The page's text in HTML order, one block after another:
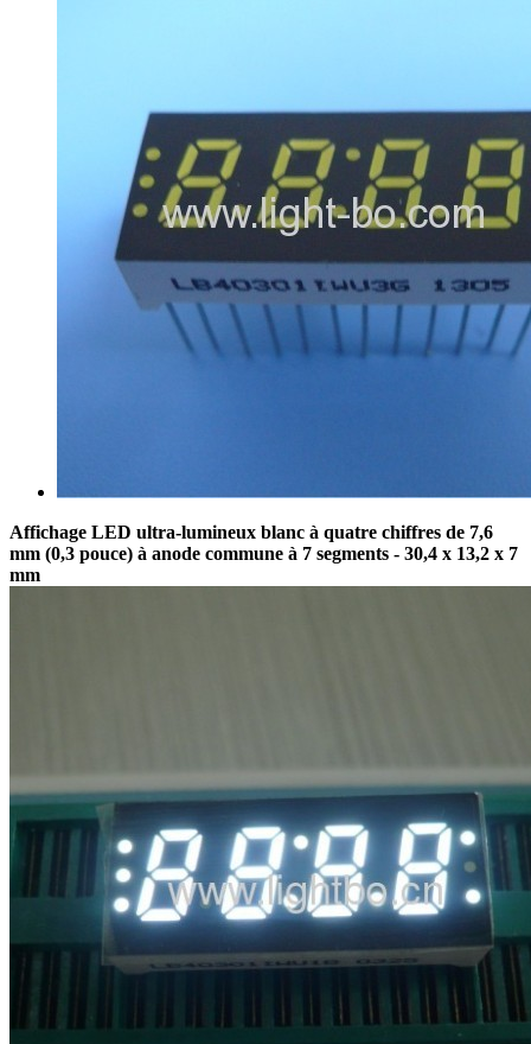
Affichage LED ultra-lumineux blanc à quatre chiffres de 7,6
mm (0,3 pouce) à anode commune à 7 segments - 30,4 x 13,2 x 7
mm